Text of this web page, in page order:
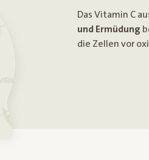
Das Vitamin C
und Ermüdung
die Zellen vor